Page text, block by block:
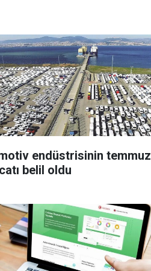
endüstrisinin temmuz
belil oldu